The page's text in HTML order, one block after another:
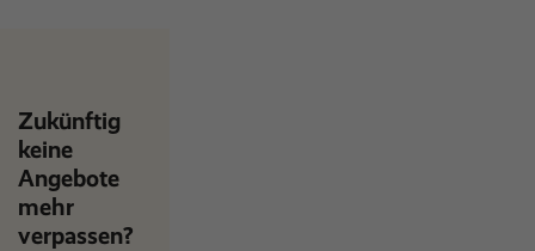
Zukünftig
keine
Angebote
mehr
verpassen?